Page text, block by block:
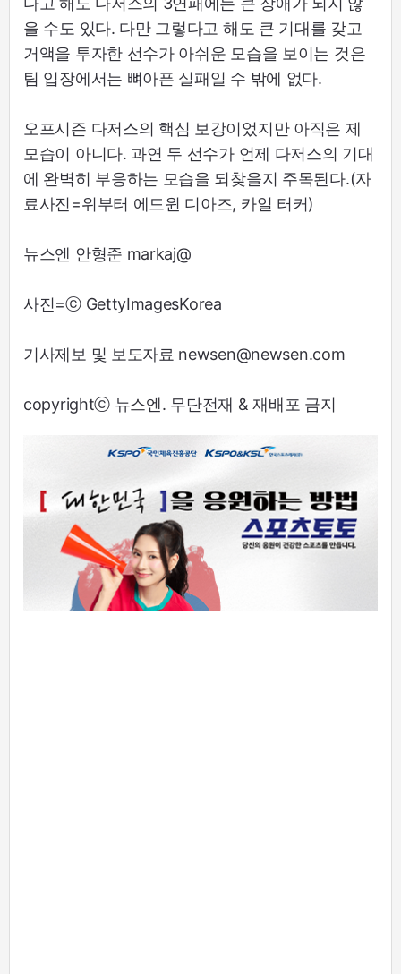
을 수도 있다. 다만 그렇다고 해도 큰 기대를 갖고
거액을 투자한 선수가 아쉬운 모습을 보이는 것은
팀 입장에서는 뼈아픈 실패일 수 밖에 없다.
오프시즌 다저스의 핵심 보강이었지만 아직은 제
모습이 아니다. 과연 두 선수가 언제 다저스의 기대
에 완벽히 부응하는 모습을 되찾을지 주목된다.(자
료사진=위부터 에드윈 디아즈, 카일 터커)
뉴스엔 안형준 markaj@
사진=ⓒ GettyImagesKorea
기사제보 및 보도자료 newsen@newsen.com
copyrightⓒ 뉴스엔. 무단전재 & 재배포 금지